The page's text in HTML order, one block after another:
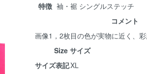
特徴 袖・裾 シングルステッチ
コメント
画像1，2枚目の色が実物に近く、彩
Size サイズ
サイズ表記XL